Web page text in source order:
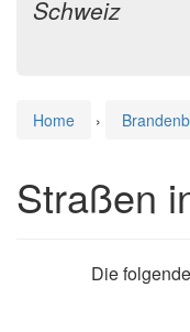
Schweiz
Home ›
Straßen
Die